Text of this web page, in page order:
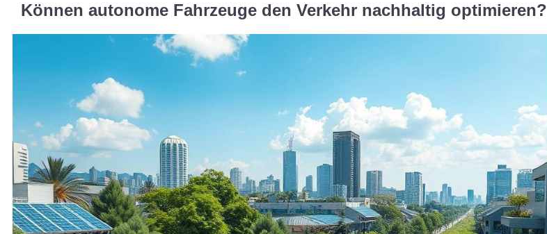
Können autonome Fahrzeuge den Verkehr nachhaltig optimieren?